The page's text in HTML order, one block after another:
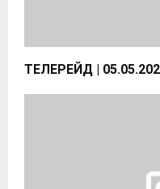
ТЕЛЕРЕЙД |